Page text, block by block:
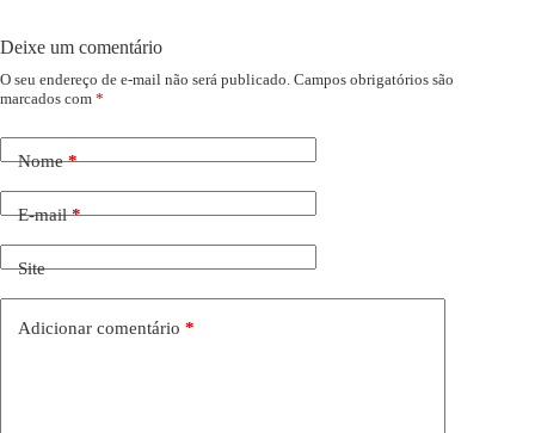
Deixe um comentário
O seu endereço de e-mail não será publicado. Campos obrigatórios são
marcados com *
Nome*
E-mail*
Site
Adicionar comentário *